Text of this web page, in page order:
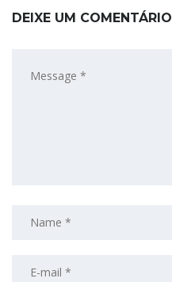
DEIXE UM COMENTÁRIO